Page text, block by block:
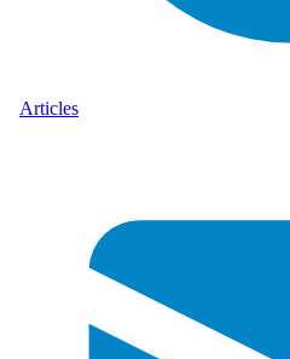
Articles